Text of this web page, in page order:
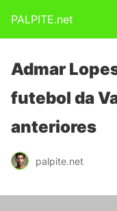
PALPITE.net
Admar
futebol da
anteriores
palpite.net